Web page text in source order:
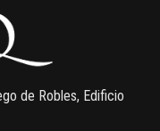
de Robles, Edificio